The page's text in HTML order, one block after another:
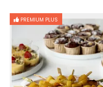
PREMIUM PLUS